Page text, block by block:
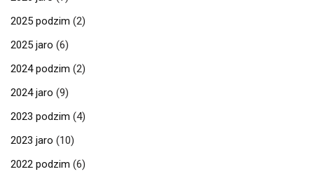
2025 podzim (2)
2025 jaro (6)
2024 podzim (2)
2024 jaro (9)
2023 podzim (4)
2023 jaro (10)
2022 podzim (6)